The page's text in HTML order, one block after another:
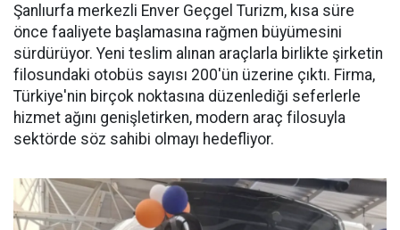
Şanlıurfa merkezli Enver Geçgel Turizm, kısa süre
önce faaliyete başlamasına rağmen büyümesini
sürdürüyor. Yeni teslim alınan araçlarla birlikte şirketin
filosundaki otobüs sayısı 200'ün üzerine çıktı. Firma,
Türkiye'nin birçok noktasına düzenlediği seferlerle
hizmet ağını genişletirken, modern araç filosuyla
sektörde söz sahibi olmayı hedefliyor.